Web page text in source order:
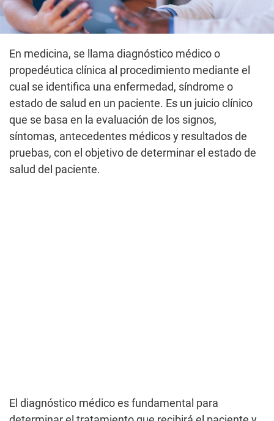
En medicina, se llama diagnóstico médico o
propedéutica clínica al procedimiento mediante el
cual se identifica una enfermedad, síndrome o
estado de salud en un paciente. Es un juicio clínico
que se basa en la evaluación de los signos,
síntomas, antecedentes médicos y resultados de
pruebas, con el objetivo de determinar el estado de
salud del paciente.
El diagnóstico médico es fundamental para